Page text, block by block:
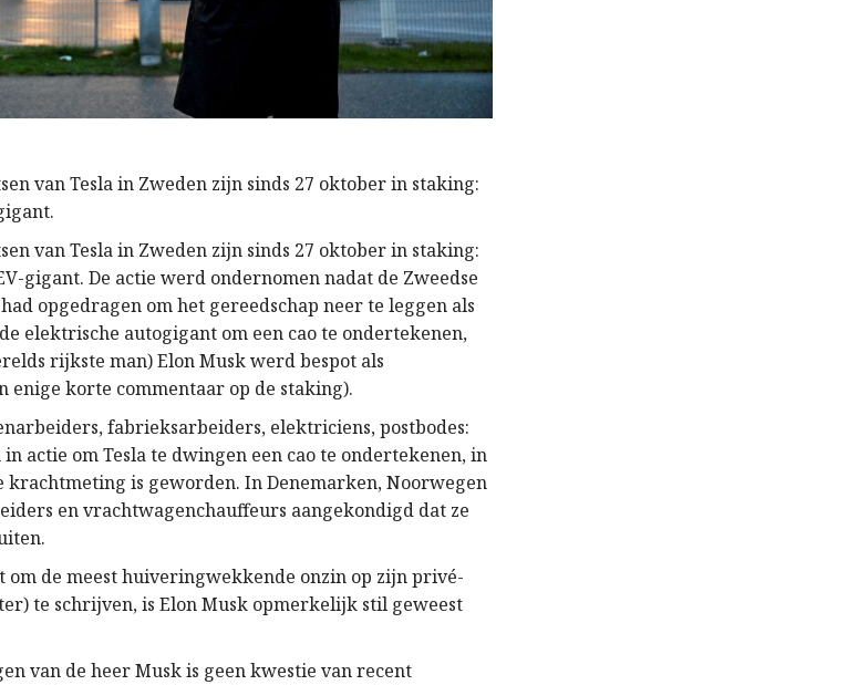
van Tesla in Zweden zijn sinds 27 oktober in staking:
van Tesla in Zweden zijn sinds 27 oktober in staking:
gigant. De actie werd ondernomen nadat de Zweedse
opgedragen om het gereedschap neer te leggen als
elektrische autogigant om een cao te ondertekenen,
rijkste man) Elon Musk werd bespot als
enige korte commentaar op de staking).
fabrieksarbeiders, elektriciens, postbodes:
actie om Tesla te dwingen een cao te ondertekenen, in
krachtmeting is geworden. In Denemarken, Noorwegen
en vrachtwagenchauffeurs aangekondigd dat ze
om de meest huiveringwekkende onzin op zijn privé-
te schrijven, is Elon Musk opmerkelijk stil geweest
van de heer Musk is geen kwestie van recent